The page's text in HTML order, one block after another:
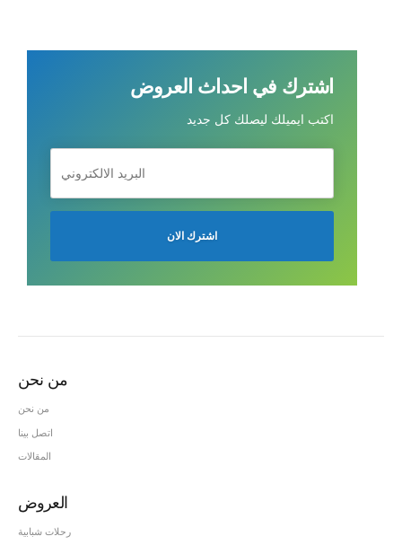
اشترك في احداث العروض
اكتب ايميلك ليصلك كل جديد
من نحن
من نحن
اتصل بينا
المقالات
العروض
رحلات شبابية